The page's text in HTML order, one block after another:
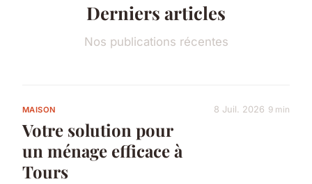
Derniers articles
Nos publications récentes
MAISON
Votre solution pour
un ménage efficace à
Tours
8 Juil. 2026 9 min